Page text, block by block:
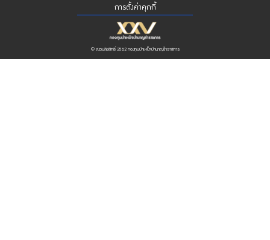
การตั้งค่าคุกกี้
© สงวนลิขสิทธิ์ 2562 กองทุนบำเหน็จบำนาญข้าราชการ